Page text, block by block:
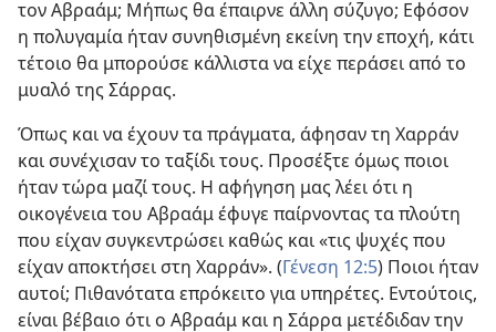
τον Αβραάμ; Μήπως θα έπαιρνε άλλη σύζυγο; Εφόσον
η πολυγαμία ήταν συνηθισμένη εκείνη την εποχή, κάτι
τέτοιο θα μπορούσε κάλλιστα να είχε περάσει από το
μυαλό της Σάρρας.
Όπως και να έχουν τα πράγματα, άφησαν τη Χαρράν
και συνέχισαν το ταξίδι τους. Προσέξτε όμως ποιοι
ήταν τώρα μαζί τους. Η αφήγηση μας λέει ότι η
οικογένεια του Αβραάμ έφυγε παίρνοντας τα πλούτη
που είχαν συγκεντρώσει καθώς και «τις ψυχές που
είχαν αποκτήσει στη Χαρράν». (Γένεση 12:5) Ποιοι ήταν
αυτοί; Πιθανότατα επρόκειτο για υπηρέτες. Εντούτοις,
είναι βέβαιο ότι ο Αβραάμ και η Σάρρα μετέδιδαν την